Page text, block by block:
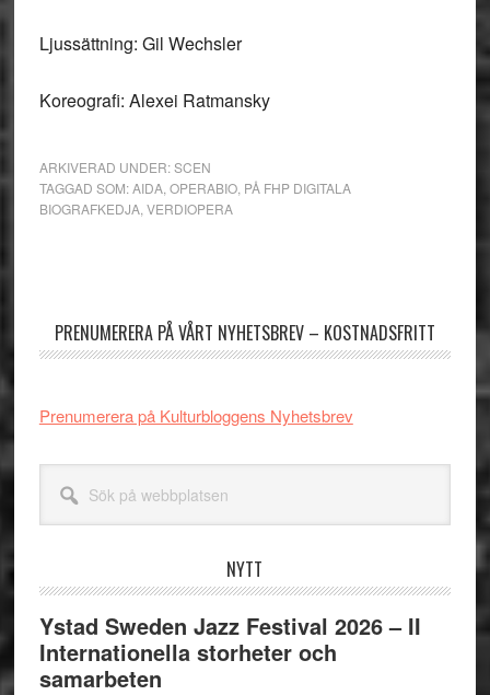
Ljussättning: Gil Wechsler
Koreografi: Alexei Ratmansky
ARKIVERAD UNDER:SCEN
TAGGAD SOM:AIDA, OPERABIO, PÅ FHP DIGITALA
BIOGRAFKEDJA, VERDIOPERA
PRENUMERERA PÅ VÅRT NYHETSBREV – KOSTNADSFRITT
Prenumerera på Kulturbloggens Nyhetsbrev
webbplatsen
NYTT
Ystad Sweden Jazz Festival 2026 – II
Internationella storheter och
samarbeten